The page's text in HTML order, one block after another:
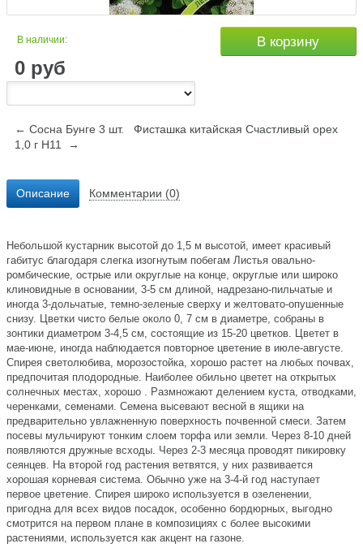
В наличии:
0 руб
В корзину
← Сосна Бунге 3 шт.
Фисташка китайская Счастливый орех
1,0 г Н11 →
Описание Комментарии (0)
Небольшой кустарник высотой до 1,5 м высотой, имеет красивый
габитус благодаря слегка изогнутым побегам Листья овально-
ромбические, острые или округлые на конце, округлые или широко
клиновидные в основании, 3-5 см длиной, надрезано-пильчатые и
иногда 3-дольчатые, темно-зеленые сверху и желтовато-опушенные
снизу. Цветки чисто белые около 0, 7 см в диаметре, собраны в
зонтики диаметром 3-4,5 см, состоящие из 15-20 цветков. Цветет в
мае-июне, иногда наблюдается повторное цветение в июле-августе.
Спирея светолюбива, морозостойка, хорошо растет на любых почвах,
предпочитая плодородные. Наиболее обильно цветет на открытых
солнечных местах, хорошо . Размножают делением куста, отводками,
черенками, семенами. Семена высевают весной в ящики на
предварительно увлажненную поверхность почвенной смеси. Затем
посевы мульчируют тонким слоем торфа или земли. Через 8-10 дней
появляются дружные всходы. Через 2-3 месяца проводят пикировку
сеянцев. На второй год растения ветвятся, у них развивается
хорошая корневая система. Обычно уже на 3-4-й год наступает
первое цветение. Спирея широко используется в озеленении,
пригодна для всех видов посадок, особенно бордюрных, выгодно
смотрится на первом плане в композициях с более высокими
растениями, используется как акцент на газоне.